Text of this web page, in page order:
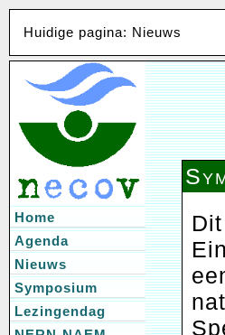
Huidige pagina: Nieuws
Home
Agenda
Nieuws
Symposium
Lezingendag